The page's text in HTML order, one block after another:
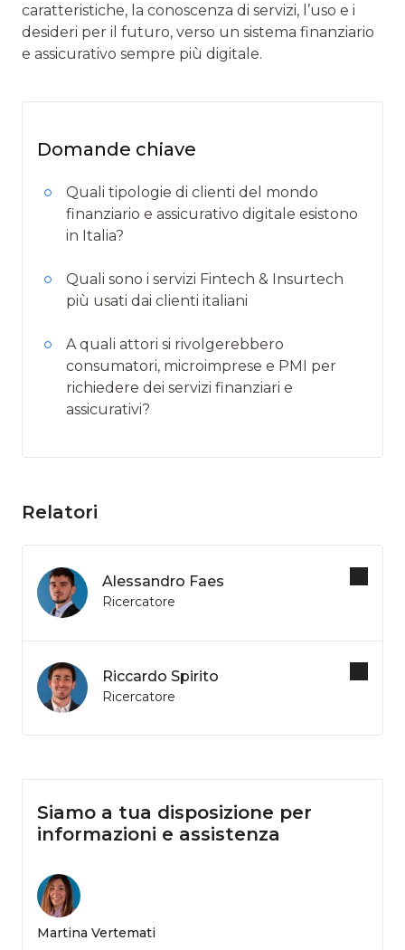
caratteristiche, la conoscenza di servizi, l’uso e i
desideri per il futuro, verso un sistema finanziario
e assicurativo sempre più digitale.
Domande chiave
Quali tipologie di clienti del mondo
finanziario e assicurativo digitale esistono
in Italia?
Quali sono i servizi Fintech & Insurtech
più usati dai clienti italiani
A quali attori si rivolgerebbero
consumatori, microimprese e PMI per
richiedere dei servizi finanziari e
assicurativi?
Relatori
Alessandro Faes
Ricercatore
Riccardo Spirito
Ricercatore
Siamo a tua disposizione per
informazioni e assistenza
Martina Vertemati